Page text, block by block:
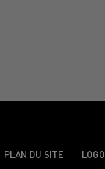
PLAN DU SITE LOGO